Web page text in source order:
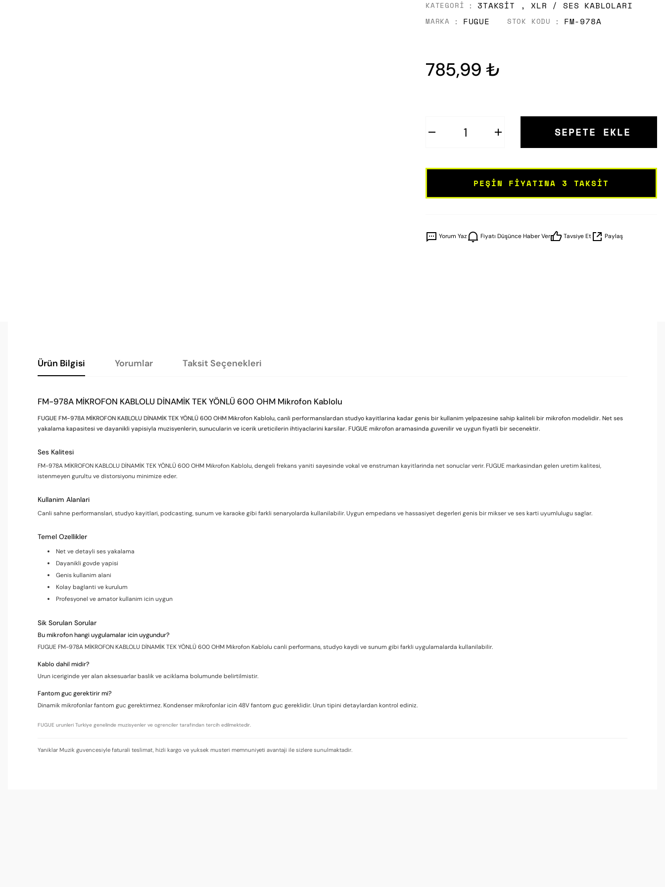
KATEGORI 3TAKSIT , XLR / SES KABLOLARI
MARKA FUGUE STOK KODU FM-978A
785,99 ₺
SEPETE EKLE
PEŞIN FIYATINA 3 TAKSIT
Yorum Yaz Fiyatı Düşünce Haber Ver Tavsiye Et Paylaş
Ürün Bilgisi Yorumlar Taksit Seçenekleri
FM-978A MİKROFON KABLOLU DİNAMİK TEK YÖNLÜ 600 OHM Mikrofon Kablolu
FUGUE FM-978A MİKROFON KABLOLU DİNAMİK TEK YÖNLÜ 600 OHM Mikrofon Kablolu, canli performanslardan studyo kayitlarina kadar genis bir kullanim yelpazesine sahip kaliteli bir mikrofon modelidir. Net ses
yakalama kapasitesi ve dayanikli yapisiyla muzisyenlerin, sunucularin ve icerik ureticilerin ihtiyaclarini karsilar. FUGUE mikrofon aramasinda guvenilir ve uygun fiyatli bir secenektir.
Ses Kalitesi
FM-978A MİKROFON KABLOLU DİNAMİK TEK YÖNLÜ 600 OHM Mikrofon Kablolu, dengeli frekans yaniti sayesinde vokal ve enstruman kayitlarinda net sonuclar verir. FUGUE markasindan gelen uretim kalitesi,
istenmeyen gurultu ve distorsiyonu minimize eder.
Kullanim Alanlari
Canli sahne performanslari, studyo kayitlari, podcasting, sunum ve karaoke gibi farkli senaryolarda kullanilabilir. Uygun empedans ve hassasiyet degerleri genis bir mikser ve ses karti uyumlulugu saglar.
Temel Ozellikler
Net ve detayli ses yakalama
Dayanikli govde yapisi
Genis kullanim alani
Kolay baglanti ve kurulum
Profesyonel ve amator kullanim icin uygun
Sik Sorulan Sorular
Bu mikrofon hangi uygulamalar icin uygundur?
FUGUE FM-978A MİKROFON KABLOLU DİNAMİK TEK YÖNLÜ 600 OHM Mikrofon Kablolu canli performans, studyo kaydi ve sunum gibi farkli uygulamalarda kullanilabilir.
Kablo dahil midir?
Urun iceriginde yer alan aksesuarlar baslik ve aciklama bolumunde belirtilmistir.
Fantom guc gerektirir mi?
Dinamik mikrofonlar fantom guc gerektirmez. Kondenser mikrofonlar icin 48V fantom guc gereklidir. Urun tipini detaylardan kontrol ediniz.
FUGUE urunleri Turkiye genelinde muzisyenler ve ogrenciler tarafindan tercih edilmektedir.
Yaniklar Muzik guvencesiyle faturali teslimat, hizli kargo ve yuksek musteri memnuniyeti avantaji ile sizlere sunulmaktadir.